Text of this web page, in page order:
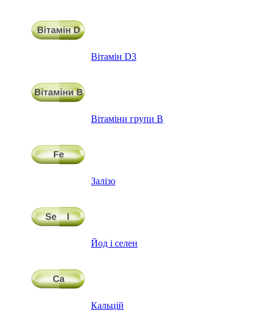
Вітамін D3
Вітаміни групи В
Залізо
Йод і селен
Кальцій